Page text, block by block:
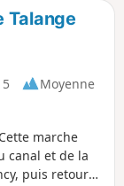
Talange
Moyenne
marche
canal et de la
puis retour